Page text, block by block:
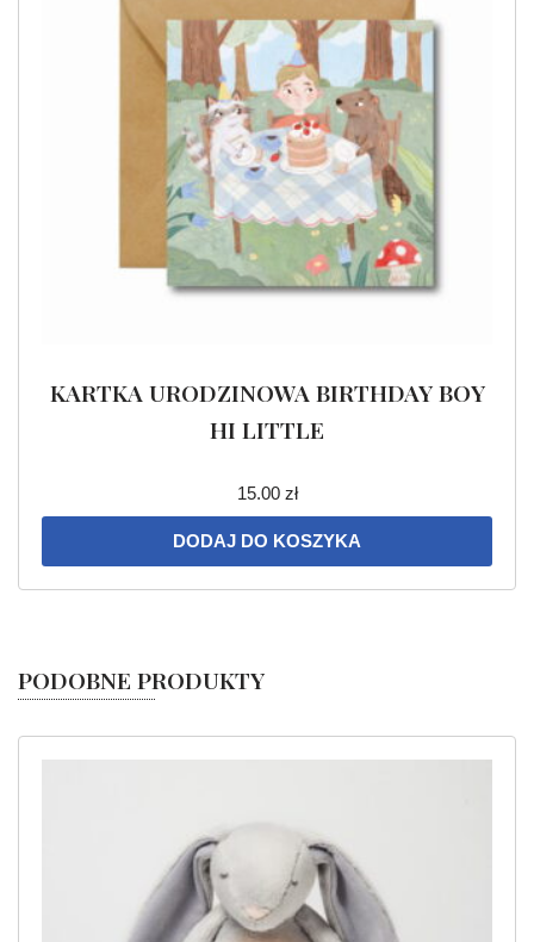
KARTKA URODZINOWA BIRTHDAY BOY
HI LITTLE
15.00 zł
DODAJ DO KOSZYKA
PODOBNE PRODUKTY